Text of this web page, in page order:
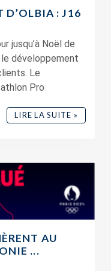
D’OLBIA : J16
jusqu’à Noël de
développement
Le
Pro
LIRE LA SUITE »
AU
...